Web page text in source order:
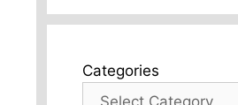
Categories